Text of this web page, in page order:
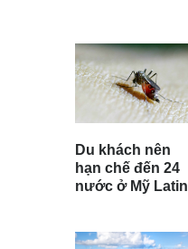
Du khách nên
hạn chế đến 24
nước ở Mỹ Latin